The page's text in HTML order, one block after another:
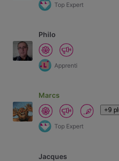
Top Expert
Philo
Apprenti
Marcs
+9
Top Expert
Jacques